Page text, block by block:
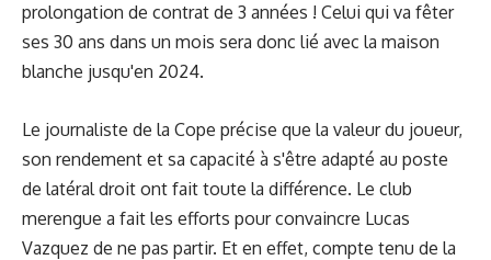
prolongation de contrat de 3 années ! Celui qui va fêter
ses 30 ans dans un mois sera donc lié avec la maison
blanche jusqu'en 2024.
Le journaliste de la Cope précise que la valeur du joueur,
son rendement et sa capacité à s'être adapté au poste
de latéral droit ont fait toute la différence. Le club
merengue a fait les efforts pour convaincre Lucas
Vazquez de ne pas partir. Et en effet, compte tenu de la